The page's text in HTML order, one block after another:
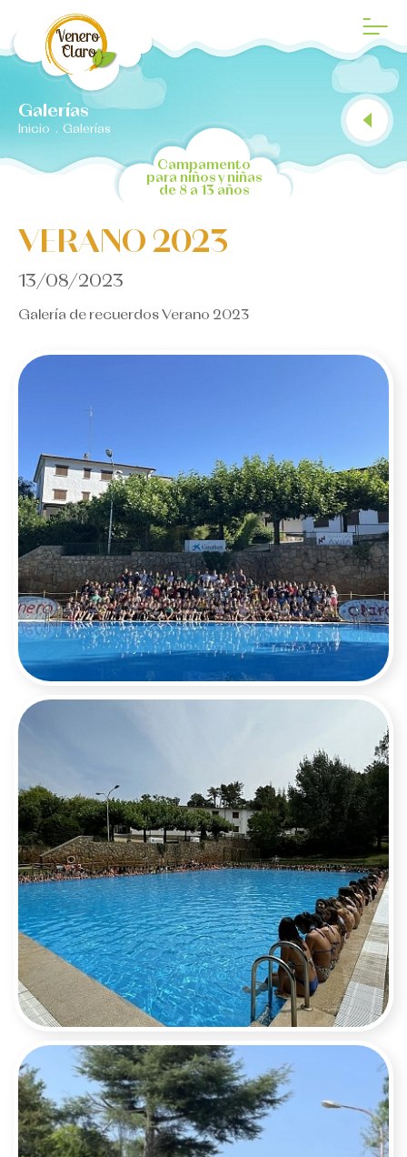
Galerías
Inicio . Galerías
Campamento
para niños y niñas
de 8 a 13 años
VERANO 2023
13/08/2023
Galería de recuerdos Verano 2023
QUÉ ES
NUESTRA HISTORIA
DÓNDE ESTÁ